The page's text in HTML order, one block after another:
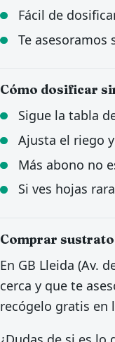
Fácil de
Te asesoramos
Cómo dosificar
Sigue la tabla
Ajusta el riego
Más abono no
Si ves hojas
Comprar
En GB Lleida (Av.
cerca y que te
recógelo gratis en